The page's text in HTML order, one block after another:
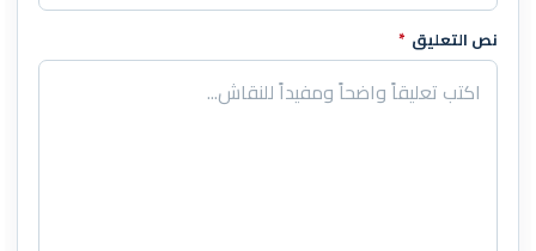
نص التعليق *